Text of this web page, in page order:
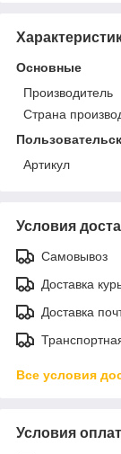
Основные
Производитель
Страна
Артикул
Условия
Самовывоз
Доставка
Доставка
Все условия
Условия